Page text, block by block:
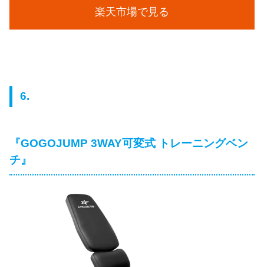
楽天市場で見る
6.
『GOGOJUMP 3WAY可変式 トレーニングベン
チ』